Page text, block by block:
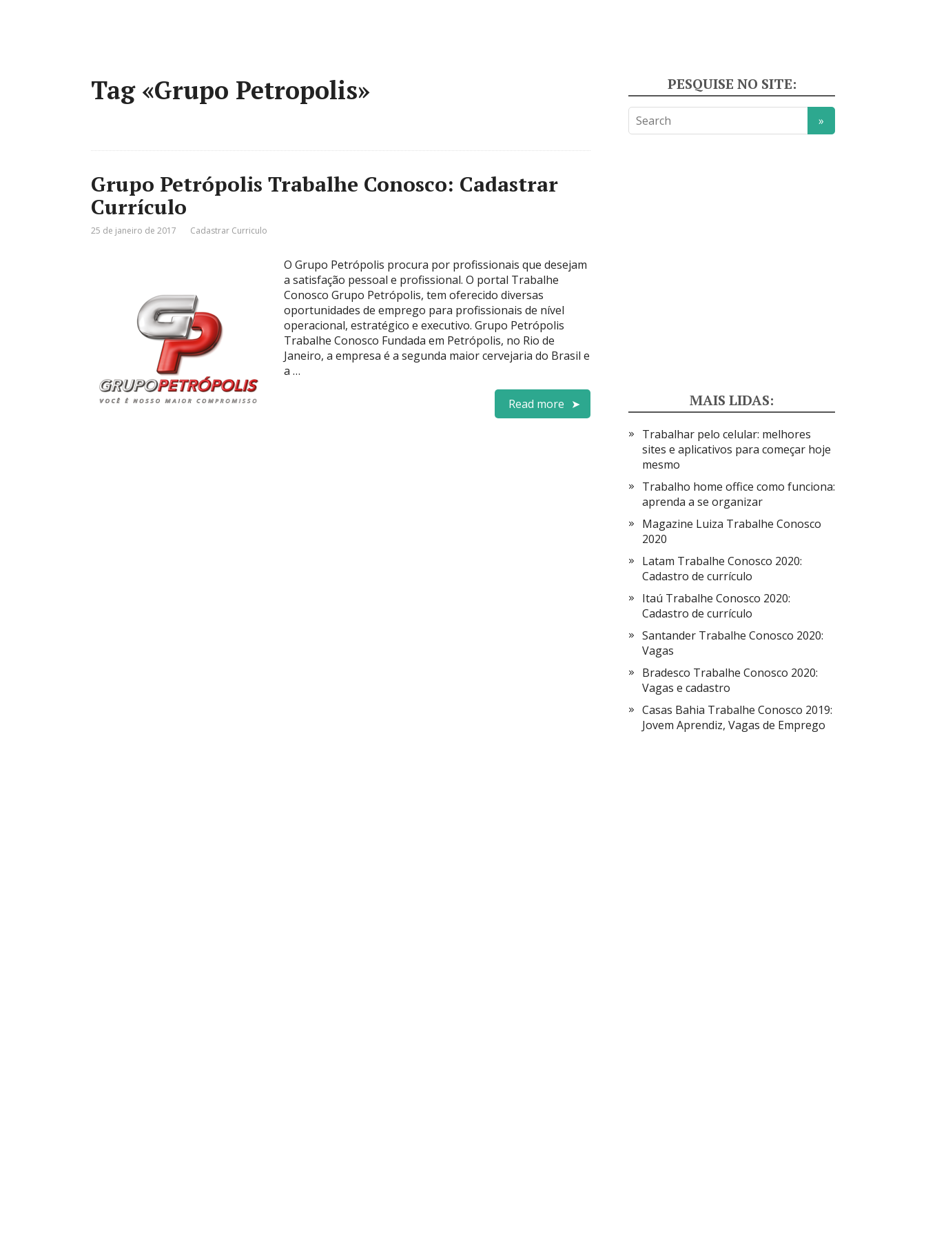
Tag «Grupo Petropolis»
Grupo Petrópolis Trabalhe Conosco: Cadastrar
Currículo
25 de janeiro de 2017 Cadastrar Curriculo
O Grupo Petrópolis procura por profissionais que desejam
a satisfação pessoal e profissional. O portal Trabalhe
Conosco Grupo Petrópolis, tem oferecido diversas
oportunidades de emprego para profissionais de nível
operacional, estratégico e executivo. Grupo Petrópolis
Trabalhe Conosco Fundada em Petrópolis, no Rio de
Janeiro, a empresa é a segunda maior cervejaria do Brasil e
a …
Read more
PESQUISE NO SITE:
MAIS LIDAS:
Trabalhar pelo celular: melhores
sites e aplicativos para começar hoje
mesmo
Trabalho home office como funciona:
aprenda a se organizar
Magazine Luiza Trabalhe Conosco
2020
Latam Trabalhe Conosco 2020:
Cadastro de currículo
Itaú Trabalhe Conosco 2020:
Cadastro de currículo
Santander Trabalhe Conosco 2020:
Vagas
Bradesco Trabalhe Conosco 2020:
Vagas e cadastro
Casas Bahia Trabalhe Conosco 2019:
Jovem Aprendiz, Vagas de Emprego